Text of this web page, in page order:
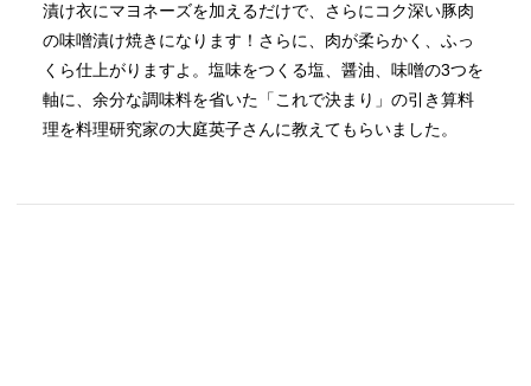
漬け衣にマヨネーズを加えるだけで、さらにコク深い豚肉
の味噌漬け焼きになります！さらに、肉が柔らかく、ふっ
くら仕上がりますよ。塩味をつくる塩、醤油、味噌の3つを
軸に、余分な調味料を省いた「これで決まり」の引き算料
理を料理研究家の大庭英子さんに教えてもらいました。